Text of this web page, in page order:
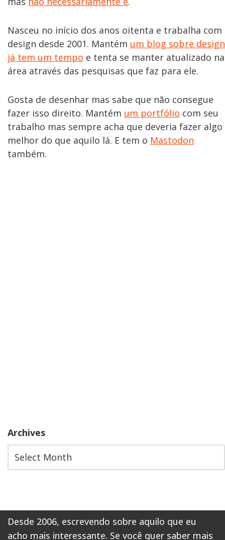
Nasceu no início dos anos oitenta e trabalha com
design desde 2001. Mantém um blog sobre design
já tem um tempo e tenta se manter atualizado na
área através das pesquisas que faz para ele.
Gosta de desenhar mas sabe que não consegue
fazer isso direito. Mantém um portfólio com seu
trabalho mas sempre acha que deveria fazer algo
melhor do que aquilo lá. E tem o Mastodon
também.
Archives
Desde 2006, escrevendo sobre aquilo que eu
acho mais interessante. Se você quer saber mais